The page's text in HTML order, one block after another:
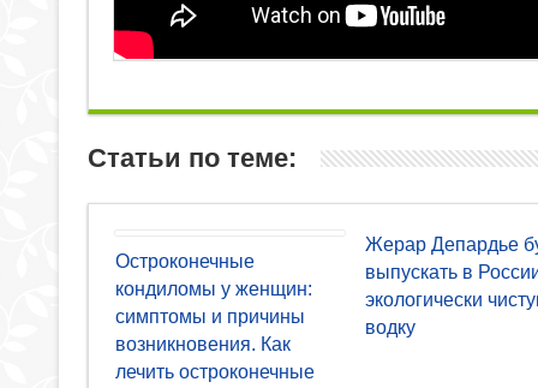
Статьи по теме:
Остроконечные
кондиломы у женщин:
симптомы и причины
возникновения. Как
лечить остроконечные
Жерар Депардье
выпускать в
экологически
водку